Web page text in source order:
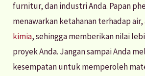
furnitur, dan industri Anda. Papan
menawarkan ketahanan terhadap air,
kimia, sehingga memberikan nilai
proyek Anda. Jangan sampai Anda
kesempatan untuk memperoleh